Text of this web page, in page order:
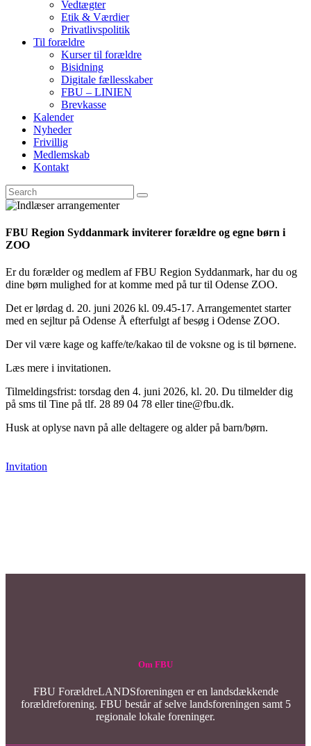
Vedtægter
Etik & Værdier
Privatlivspolitik
Til forældre
Kurser til forældre
Bisidning
Digitale fællesskaber
FBU – LINIEN
Brevkasse
Kalender
Nyheder
Frivillig
Medlemskab
Kontakt
FBU Region Syddanmark inviterer forældre og egne børn i
ZOO
Er du forælder og medlem af FBU Region Syddanmark, har du og
dine børn mulighed for at komme med på tur til Odense ZOO.
Det er lørdag d. 20. juni 2026 kl. 09.45-17. Arrangementet starter
med en sejltur på Odense Å efterfulgt af besøg i Odense ZOO.
Der vil være kage og kaffe/te/kakao til de voksne og is til børnene.
Læs mere i invitationen.
Tilmeldingsfrist: torsdag den 4. juni 2026, kl. 20. Du tilmelder dig
på sms til Tine på tlf. 28 89 04 78 eller tine@fbu.dk.
Husk at oplyse navn på alle deltagere og alder på barn/børn.
Invitation
Om FBU
FBU ForældreLANDSforeningen er en landsdækkende
forældreforening. FBU består af selve landsforeningen samt 5
regionale lokale foreninger.